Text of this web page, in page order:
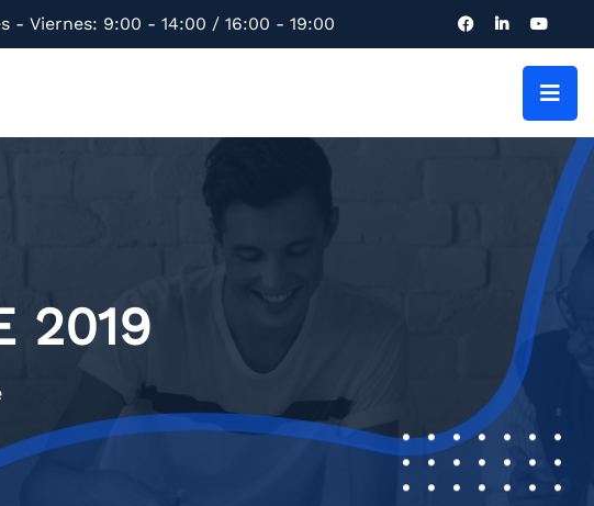
- Viernes: 9:00 - 14:00 / 16:00 - 19:00
2019